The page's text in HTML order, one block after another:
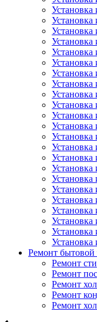
Установка
Установка
Установка
Установка
Установка
Установка
Установка
Установка
Установка
Установка
Установка
Установка
Установка
Установка
Установка
Установка
Установка
Установка
Установка
Установка
Ремонт бытовой
Ремонт
Ремонт
Ремонт
Ремонт
Ремонт